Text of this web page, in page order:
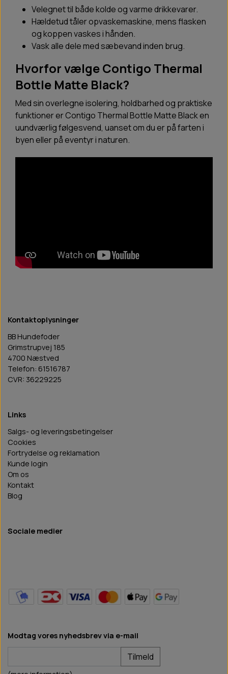
Velegnet til både kolde og varme drikkevarer.
Hældetud tåler opvaskemaskine, mens flasken
og koppen vaskes i hånden.
Vask alle dele med sæbevand inden brug.
Hvorfor vælge Contigo Thermal
Bottle Matte Black?
Med sin overlegne isolering, holdbarhed og praktiske
funktioner er Contigo Thermal Bottle Matte Black en
uundværlig følgesvend, uanset om du er på farten i
byen eller på eventyr i naturen.
Kontaktoplysninger
BB Hundefoder
Grimstrupvej 185
4700 Næstved
Telefon: 61516787
CVR: 36229225
Links
Salgs- og leveringsbetingelser
Cookies
Fortrydelse og reklamation
Kunde login
Om os
Kontakt
Blog
Sociale medier
Modtag vores nyhedsbrev via e-mail
Tilmeld